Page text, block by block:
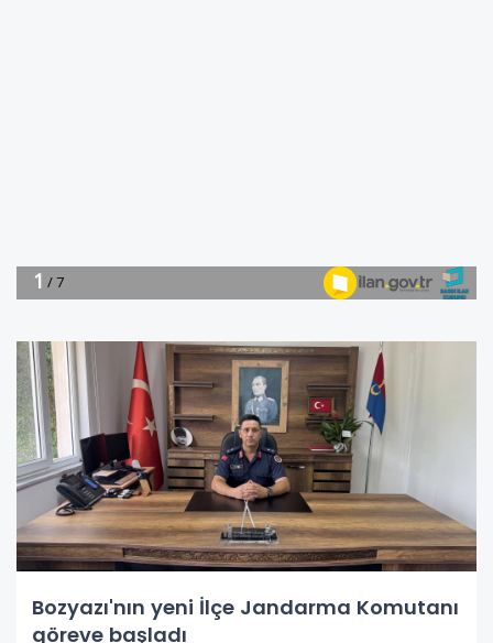
Bozyazı'nın yeni İlçe Jandarma Komutanı
göreve başladı